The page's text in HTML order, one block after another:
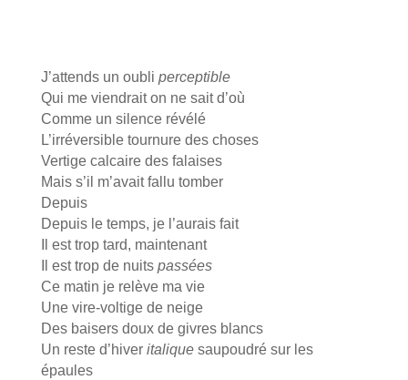
J’attends un oubli perceptible
Qui me viendrait on ne sait d’où
Comme un silence révélé
L’irréversible tournure des choses
Vertige calcaire des falaises
Mais s’il m’avait fallu tomber
Depuis
Depuis le temps, je l’aurais fait
Il est trop tard, maintenant
Il est trop de nuits passées
Ce matin je relève ma vie
Une vire-voltige de neige
Des baisers doux de givres blancs
Un reste d’hiver italiquesaupoudré sur les
épaules